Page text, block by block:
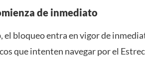
de inmediato
el bloqueo entra en vigor de
que intenten navegar por el